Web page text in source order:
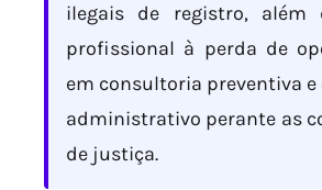
ilegais de registro, além
profissional à perda de
em consultoria preventiva
administrativo perante as
de justiça.